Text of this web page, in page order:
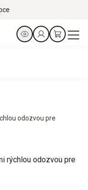
odozvou pre
rýchlou odozvou pre